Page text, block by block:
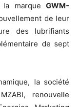
marque GWM-
de leur
des lubrifiants
de sept
la société
renouvelle